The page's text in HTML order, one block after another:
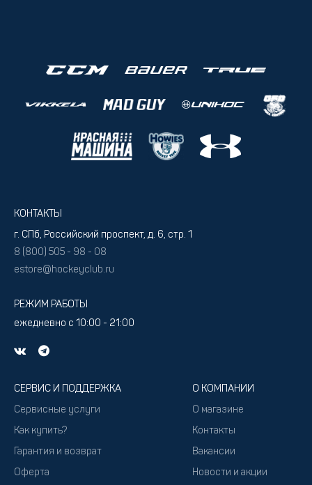
КОНТАКТЫ
г. СПб, Российский проспект, д. 6, стр. 1
8 (800) 505 - 98 - 08
estore@hockeyclub.ru
РЕЖИМ РАБОТЫ
ежедневно с 10:00 - 21:00
СЕРВИС И ПОДДЕРЖКА
Сервисные услуги
Как купить?
Гарантия и возврат
Оферта
О КОМПАНИИ
О магазине
Контакты
Вакансии
Новости и акции